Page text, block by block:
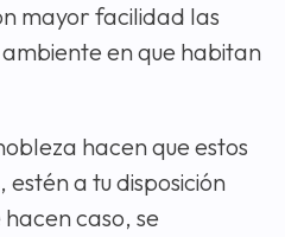
mayor facilidad las
en que habitan
hacen que estos
a tu disposición
caso, se